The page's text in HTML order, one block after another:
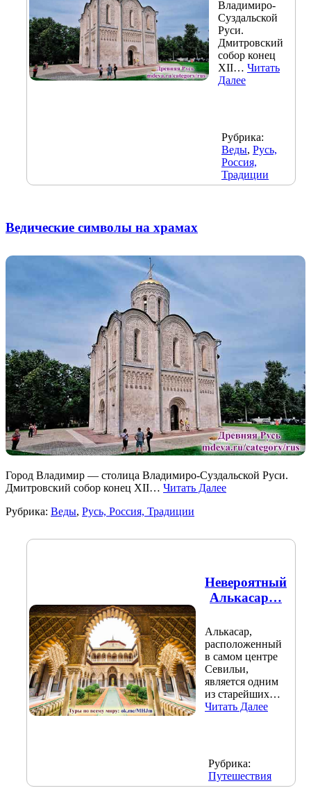
Владимиро-
Суздальской
Руси.
Дмитровский
собор конец
XII… Читать
Далее
Рубрика:
Веды, Русь,
Россия,
Традиции
Ведические символы на храмах
Город Владимир — столица Владимиро-Суздальской Руси.
Дмитровский собор конец XII… Читать Далее
Рубрика: Веды, Русь, Россия, Традиции
Невероятный
Алькасар…
Алькасар,
расположенный
в самом центре
Севильи,
является одним
из старейших…
Читать Далее
Рубрика:
Путешествия